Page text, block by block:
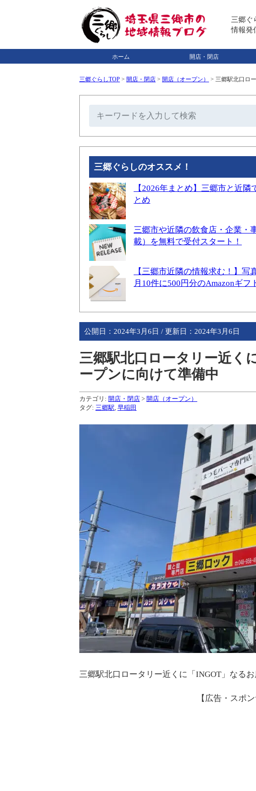
三郷ぐ
情報発
ホーム 開店・閉店
三郷ぐらしTOP > 開店・閉店 > 開店（オープン） > 三郷駅北口ロ
三郷ぐらしのオススメ！
【2026年まとめ】三郷市と近
とめ
三郷市や近隣の飲食店・企業・
載）を無料で受付スタート！
【三郷市近隣の情報求む！】
月10件に500円分のAmazonギ
公開日： 2024年3月6日 / 更新日： 2024年3月6日
三郷駅北口ロータリー近く
ープンに向けて準備中
カテゴリ: 開店・閉店 > 開店（オープン）
タグ: 三郷駅 早稲田
三郷駅北口ロータリー近くに「INGOT」なる
【広告・スポ